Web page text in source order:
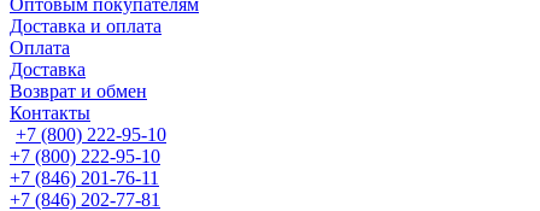
Оптовым покупателям
Доставка и оплата
Оплата
Доставка
Возврат и обмен
Контакты
+7 (800) 222-95-10
+7 (800) 222-95-10
+7 (846) 201-76-11
+7 (846) 202-77-81